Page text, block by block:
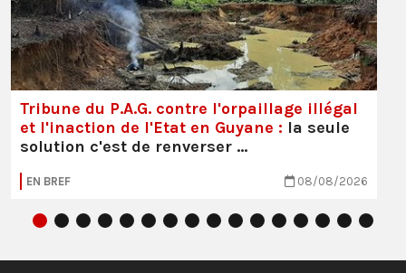
Tribune du P.A.G. contre l'orpaillage illégal
et l'inaction de l'Etat en Guyane : la seule
solution c'est de renverser …
EN BREF 08/08/2026